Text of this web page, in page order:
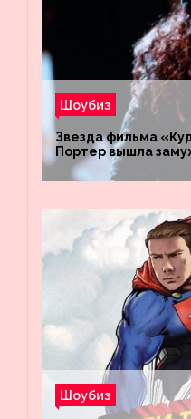
Шоубиз
Звезда фильма
Портер вышла
Шоубиз